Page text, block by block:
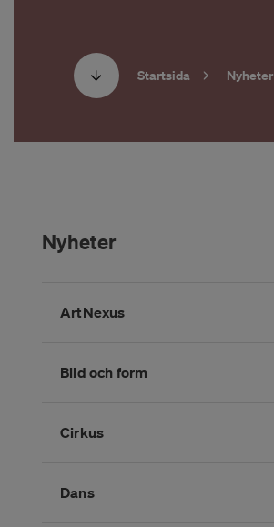
Startsida Nyheter
Nyheter
överArtNexus
Bild och form
Cirkus
Dans